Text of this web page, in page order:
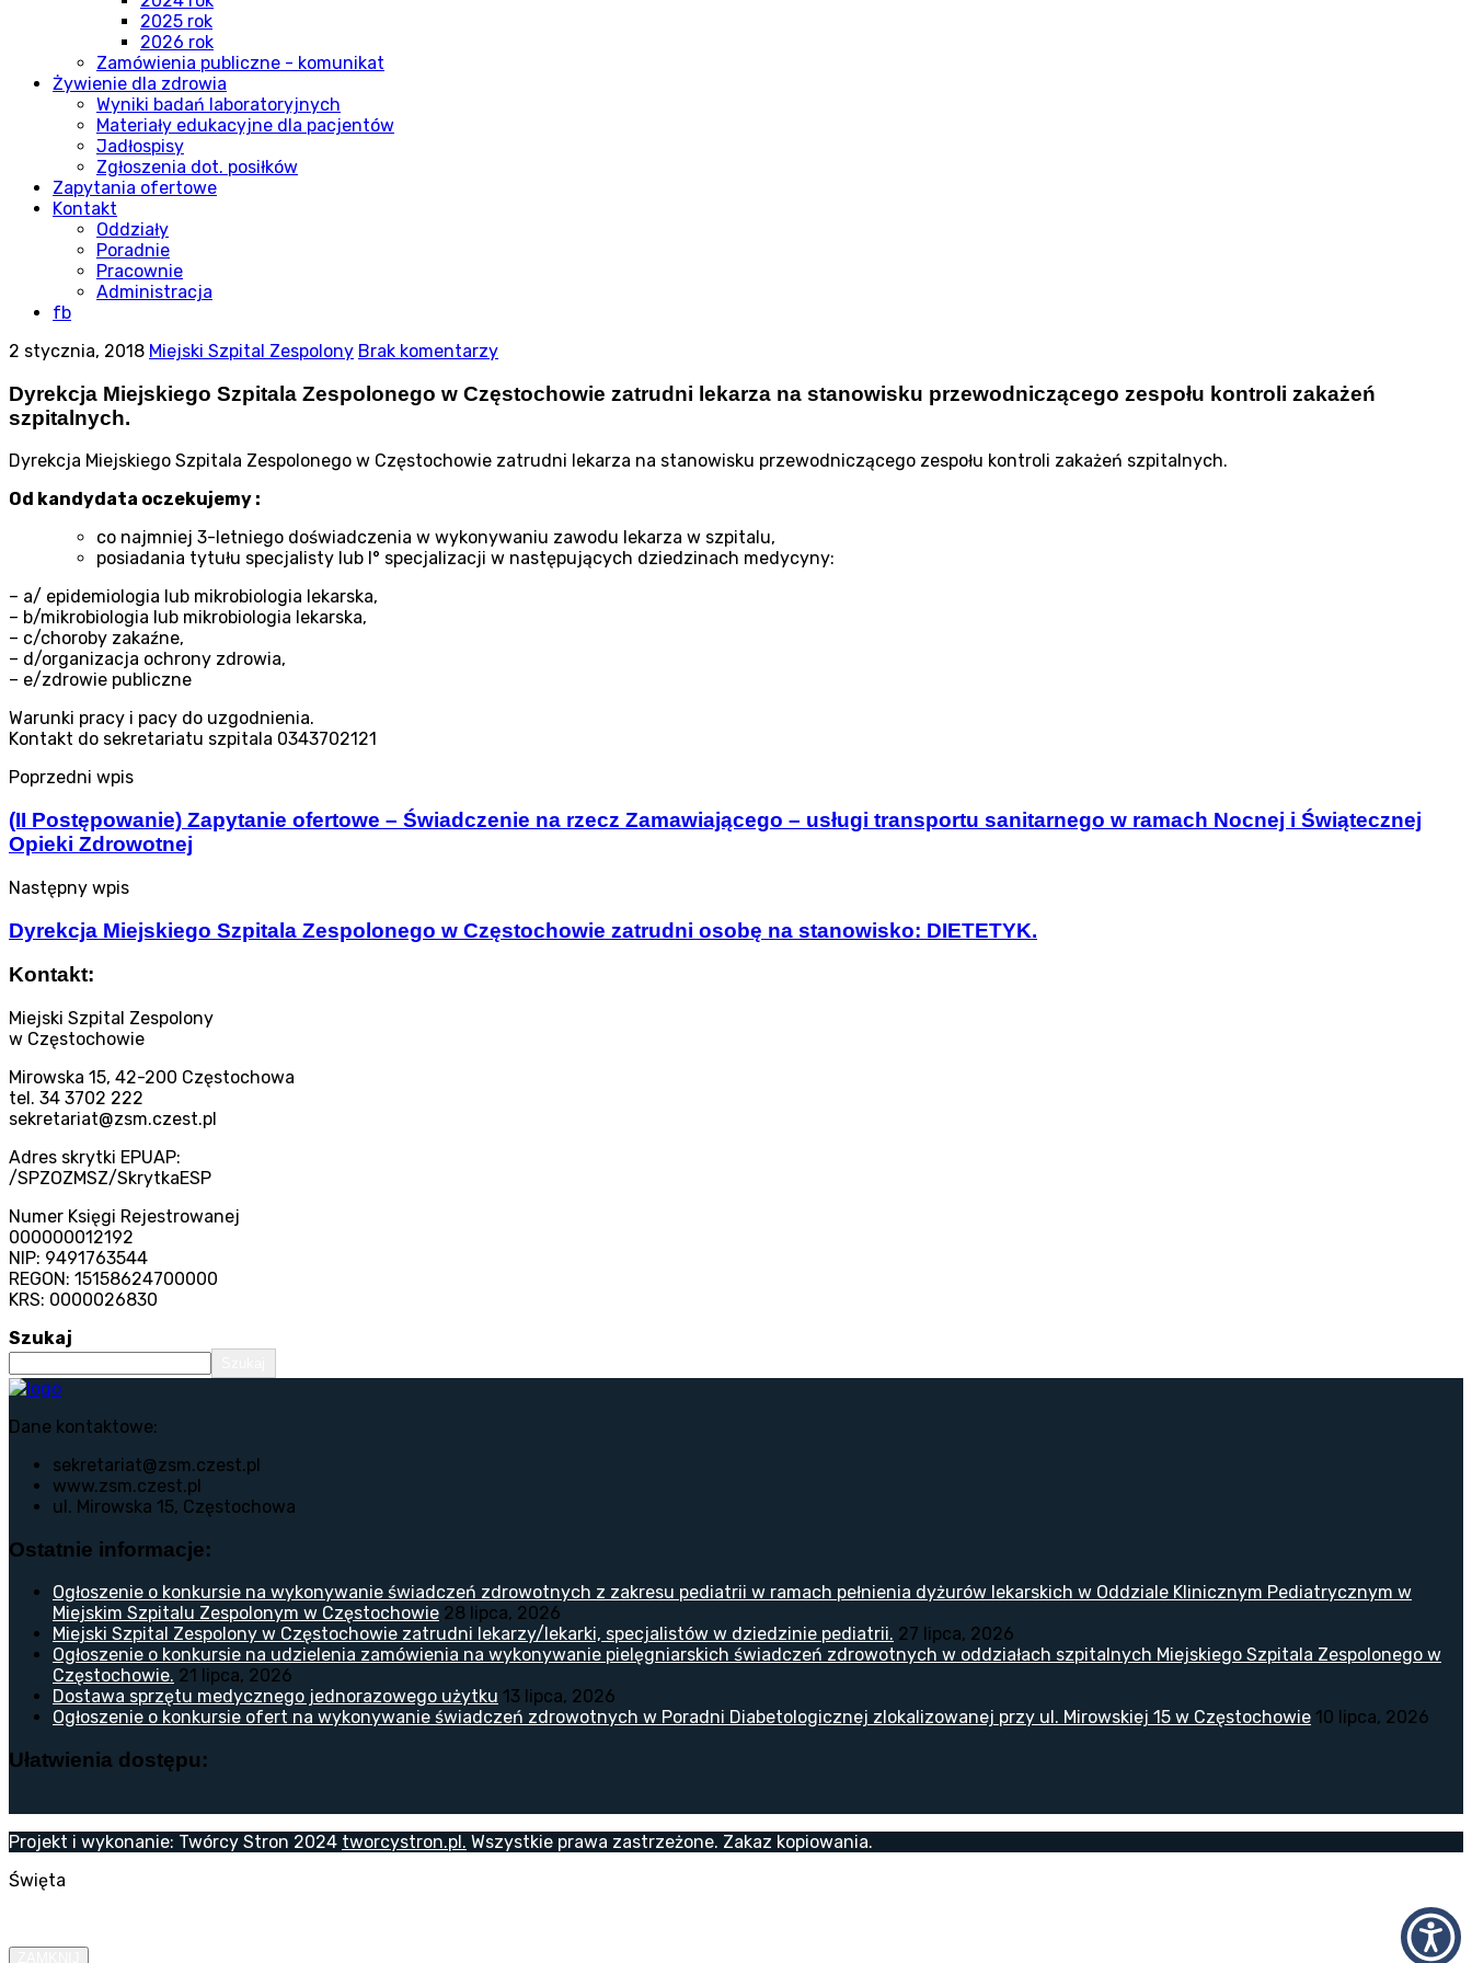
2025 rok
2026 rok
Zamówienia publiczne - komunikat
Żywienie dla zdrowia
Wyniki badań laboratoryjnych
Materiały edukacyjne dla pacjentów
Jadłospisy
Zgłoszenia dot. posiłków
Zapytania ofertowe
Kontakt
Oddziały
Poradnie
Pracownie
Administracja
fb
2 stycznia, 2018 Miejski Szpital Zespolony Brak komentarzy
Dyrekcja Miejskiego Szpitala Zespolonego w Częstochowie zatrudni lekarza na stanowisku przewodniczącego zespołu kontroli zakażeń
szpitalnych.
Dyrekcja Miejskiego Szpitala Zespolonego w Częstochowie zatrudni lekarza na stanowisku przewodniczącego zespołu kontroli zakażeń szpitalnych.
Od kandydata oczekujemy :
co najmniej 3-letniego doświadczenia w wykonywaniu zawodu lekarza w szpitalu,
posiadania tytułu specjalisty lub I° specjalizacji w następujących dziedzinach medycyny:
– a/ epidemiologia lub mikrobiologia lekarska,
– b/mikrobiologia lub mikrobiologia lekarska,
– c/choroby zakaźne,
– d/organizacja ochrony zdrowia,
– e/zdrowie publiczne
Warunki pracy i pacy do uzgodnienia.
Kontakt do sekretariatu szpitala 0343702121
Poprzedni wpis
(II Postępowanie) Zapytanie ofertowe – Świadczenie na rzecz Zamawiającego – usługi transportu sanitarnego w ramach Nocnej i Świątecznej
Opieki Zdrowotnej
Następny wpis
Dyrekcja Miejskiego Szpitala Zespolonego w Częstochowie zatrudni osobę na stanowisko: DIETETYK.
Kontakt:
Miejski Szpital Zespolony
w Częstochowie
Mirowska 15, 42-200 Częstochowa
tel. 34 3702 222
sekretariat@zsm.czest.pl
Adres skrytki EPUAP:
/SPZOZMSZ/SkrytkaESP
Numer Księgi Rejestrowanej
000000012192
NIP: 9491763544
REGON: 15158624700000
KRS: 0000026830
Szukaj
Dane kontaktowe:
sekretariat@zsm.czest.pl
www.zsm.czest.pl
ul. Mirowska 15, Częstochowa
Ostatnie informacje:
Ogłoszenie o konkursie na wykonywanie świadczeń zdrowotnych z zakresu pediatrii w ramach pełnienia dyżurów lekarskich w Oddziale Klinicznym Pediatrycznym w
Miejskim Szpitalu Zespolonym w Częstochowie 28 lipca, 2026
Miejski Szpital Zespolony w Częstochowie zatrudni lekarzy/lekarki, specjalistów w dziedzinie pediatrii. 27 lipca, 2026
Ogłoszenie o konkursie na udzielenia zamówienia na wykonywanie pielęgniarskich świadczeń zdrowotnych w oddziałach szpitalnych Miejskiego Szpitala Zespolonego w
Częstochowie. 21 lipca, 2026
Dostawa sprzętu medycznego jednorazowego użytku 13 lipca, 2026
Ogłoszenie o konkursie ofert na wykonywanie świadczeń zdrowotnych w Poradni Diabetologicznej zlokalizowanej przy ul. Mirowskiej 15 w Częstochowie 10 lipca, 2026
Ułatwienia dostępu:
Projekt i wykonanie: Twórcy Stron 2024 tworcystron.pl. Wszystkie prawa zastrzeżone. Zakaz kopiowania.
Święta